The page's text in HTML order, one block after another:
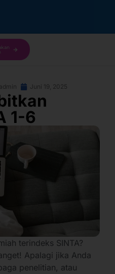
Juni 19, 2025
1-6
terindeks SINTA?
Apalagi jika Anda
penelitian, atau